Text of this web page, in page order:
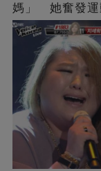
媽」 她奮發運
了❤